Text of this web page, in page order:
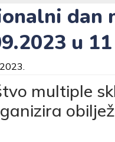
dan
u
multiple